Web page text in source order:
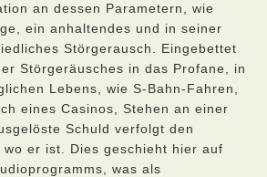
an dessen Parametern, wie
ein anhaltendes und in seiner
Störgerausch. Eingebettet
Störgeräusches in das Profane, in
Lebens, wie S-Bahn-Fahren,
eines Casinos, Stehen an einer
Schuld verfolgt den
wo er ist. Dies geschieht hier auf
was als